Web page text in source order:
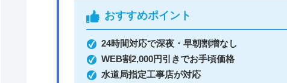
イースマイルがおすすめの理由
イースマイルは対応する自治体で適切な工事が
土日祝日・深夜早朝含む24時間365日、いつ相
おすすめポイント
24時間対応で深夜・早朝割増なし
WEB割2,000円引きでお手頃価格
水道局指定工事店が対応